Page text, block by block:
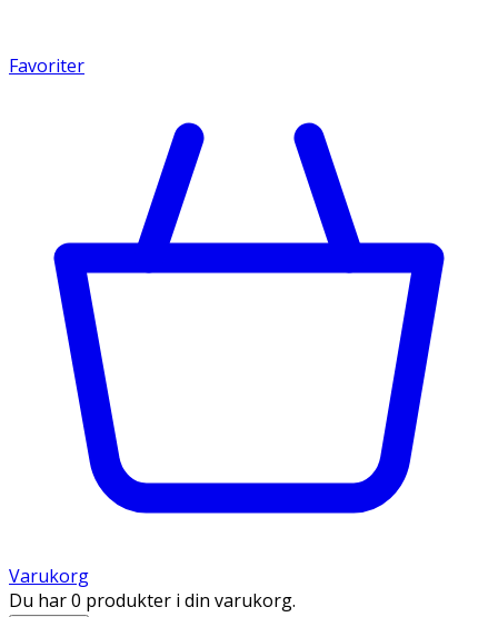
Favoriter
Varukorg
Du har 0 produkter i din varukorg.